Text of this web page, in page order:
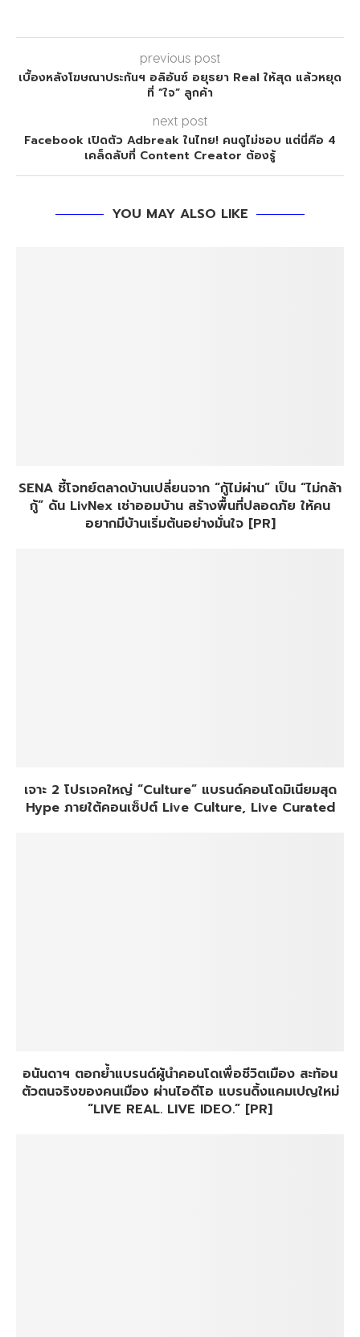
previous post
เบื้องหลังโฆษณาประกันฯ อลิอันซ์ อยุธยา Real ให้สุด แล้วหยุด
ที่ “ใจ” ลูกค้า
next post
Facebook เปิดตัว Adbreak ในไทย! คนดูไม่ชอบ แต่นี่คือ 4
เคล็ดลับที่ Content Creator ต้องรู้
YOU MAY ALSO LIKE
SENA ชี้โจทย์ตลาดบ้านเปลี่ยนจาก “กู้ไม่ผ่าน” เป็น “ไม่กล้า
กู้” ดัน LivNex เช่าออมบ้าน สร้างพื้นที่ปลอดภัย ให้คน
อยากมีบ้านเริ่มต้นอย่างมั่นใจ [PR]
เจาะ 2 โปรเจคใหญ่ “Culture” แบรนด์คอนโดมิเนียมสุด
Hype ภายใต้คอนเซ็ปต์ Live Culture, Live Curated
อนันดาฯ ตอกย้ำแบรนด์ผู้นำคอนโดเพื่อชีวิตเมือง สะท้อน
ตัวตนจริงของคนเมือง ผ่านไอดีโอ แบรนดิ้งแคมเปญใหม่
“LIVE REAL. LIVE IDEO.” [PR]